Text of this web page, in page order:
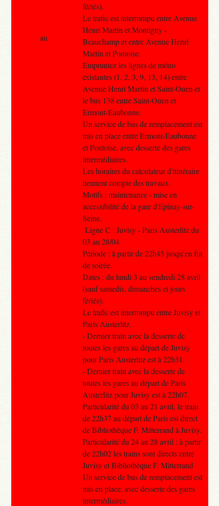
fériés).
Le trafic est interrompu entre Avenue
Henri Martin et Montigny -
Beauchamp et entre Avenue Henri
Martin et Pontoise.
Empruntez les lignes de métro
existantes (1, 2, 3, 9, 13, 14) entre
Avenue Henri Martin et Saint-Ouen et
le bus 138 entre Saint-Ouen et
Ermont-Eaubonne.
Un service de bus de remplacement est
mis en place entre Ermont-Eaubonne
et Pontoise, avec desserte des gares
intermédiaires.
Les horaires du calculateur d'itinéraire
tiennent compte des travaux.
Motifs : maintenance - mise en
accessibilité de la gare d'Epinay-sur-
Seine.
Ligne C : Juvisy - Paris Austerlitz du
03 au 28/04
Période : à partir de 22h45 jusqu’en fin
de soirée.
Dates : du lundi 3 au vendredi 28 avril
(sauf samedis, dimanches et jours
fériés).
Le trafic est interrompu entre Juvisy et
Paris Austerlitz.
- Dernier train avec la desserte de
toutes les gares au départ de Juvisy
pour Paris Austerlitz est à 22h31.
- Dernier train avec la desserte de
toutes les gares au départ de Paris
Austerlitz pour Juvisy est à 22h07.
Particularité du 03 au 21 avril, le train
de 22h37 au départ de Paris est direct
de Bibliothèque F. Mitterrand à Juvisy.
Particularité du 24 au 28 avril : à partir
de 22h02 les trains sont directs entre
Juvisy et Bibliothèque F. Mitterrand
Un service de bus de remplacement est
mis en place, avec desserte des gares
intermédiaires.
au